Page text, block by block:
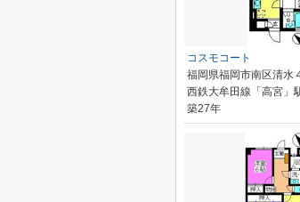
コスモコート
福岡県福岡市南区清水
西鉄大牟田線「高宮」
築27年